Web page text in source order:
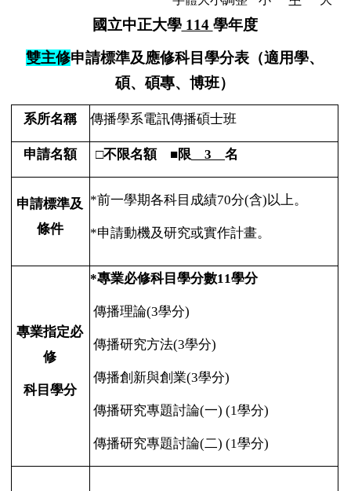
國立中正大學114 學年度
雙主修申請標準及應修科目學分表（適用學、
碩、碩專、博班）
系所名稱 傳播學系電訊傳播碩士班
申請名額 □不限名額 ■限 3 名
申請標準及
條件
*前一學期各科目成績70分(含)以上。
*申請動機及研究或實作計畫。
專業指定必
修
科目學分
*專業必修科目學分數11學分
傳播理論(3學分)
傳播研究方法(3學分)
傳播創新與創業(3學分)
傳播研究專題討論(一) (1學分)
傳播研究專題討論(二) (1學分)